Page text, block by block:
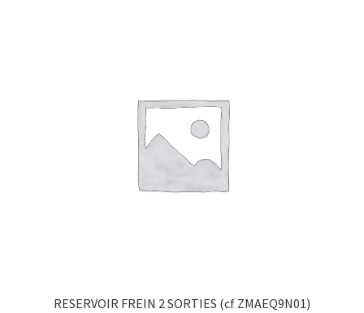
RESERVOIR FREIN 2 SORTIES (cf ZMAEQ9N01)